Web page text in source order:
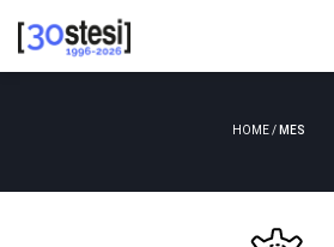
HOME/ MES